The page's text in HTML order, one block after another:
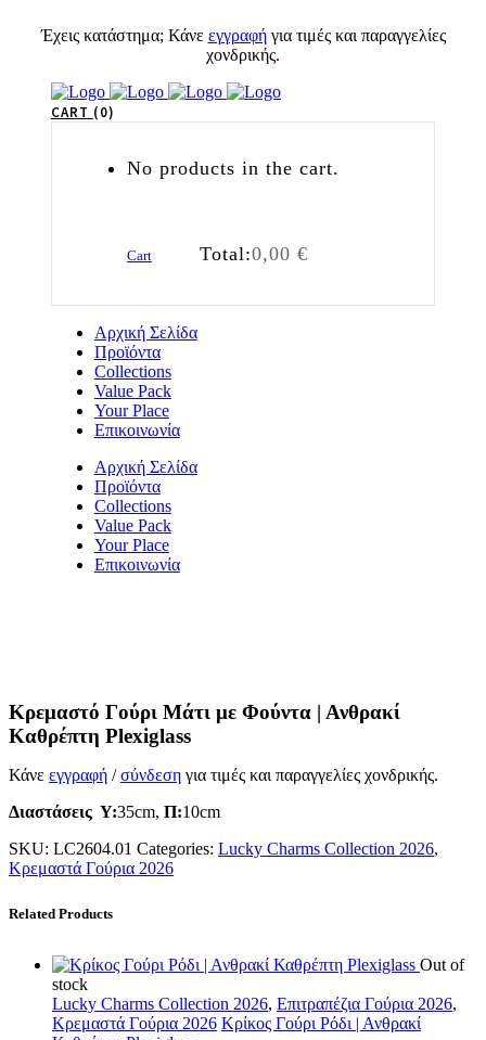
Έχεις κατάστημα; Κάνε εγγραφήγια τιμές και παραγγελίες
χονδρικής.
CART 0
No products in the cart.
Cart Total:0,00 €
Αρχική Σελίδα
Προϊόντα
Collections
Value Pack
Your Place
Επικοινωνία
Αρχική Σελίδα
Προϊόντα
Collections
Value Pack
Your Place
Επικοινωνία
Κρεμαστό Γούρι Μάτι με Φούντα | Ανθρακί
Καθρέπτη Plexiglass
Κάνε εγγραφή /σύνδεση για τιμές και παραγγελίες χονδρικής.
Διαστάσεις Υ:35cm, Π:10cm
SKU: LC2604.01 Categories: Lucky Charms Collection 2026,
Κρεμαστά Γούρια 2026
Related Products
Out of
stock
Lucky Charms Collection 2026, Επιτραπέζια Γούρια 2026,
Κρεμαστά Γούρια 2026 Κρίκος Γούρι Ρόδι | Ανθρακί